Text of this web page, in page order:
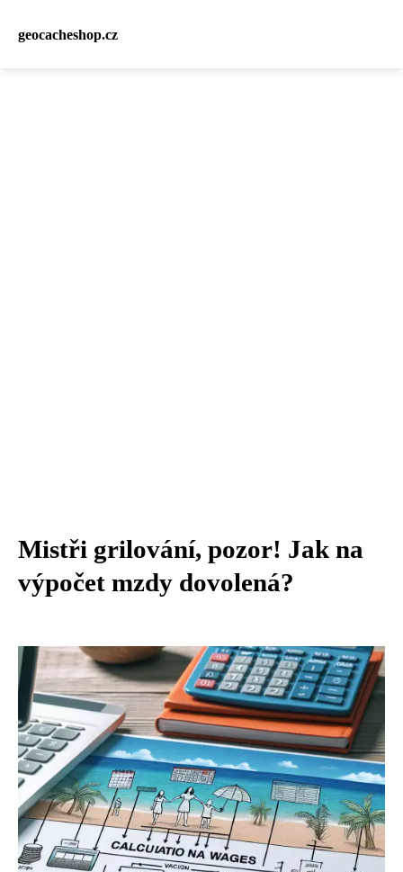
geocacheshop.cz
Mistři grilování, pozor! Jak na
výpočet mzdy dovolená?